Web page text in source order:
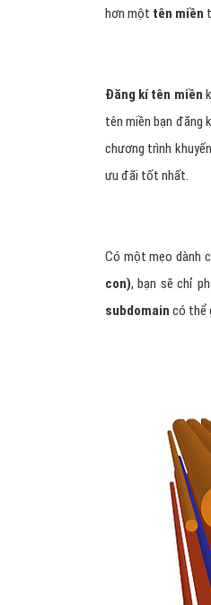
hơn một tên miền
Đăng kí tên miền
tên miền bạn đăng
chương trình
ưu đãi tốt nhất.
Có một mẹo dành
con), bạn sẽ chỉ
subdomain có thể